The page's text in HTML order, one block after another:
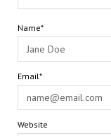
Name*
Email*
Website